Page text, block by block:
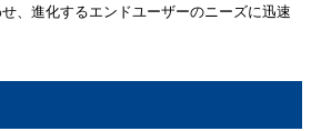
、進化するエンドユーザーのニーズに迅速